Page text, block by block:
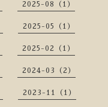
2025-08（1）
2025-05（1）
2025-02（1）
2024-03（2）
2023-11（1）